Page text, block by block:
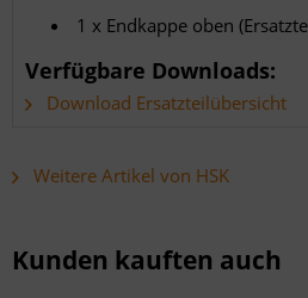
1 x Endkappe oben
Verfügbare Downloads:
Download Ersatzteilübersicht
Weitere Artikel von HSK
Kunden kauften auch